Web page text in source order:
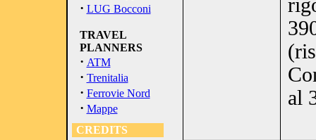
· LUG Bocconi
TRAVEL
PLANNERS
· ATM
· Trenitalia
· Ferrovie Nord
· Mappe
CREDITS
al